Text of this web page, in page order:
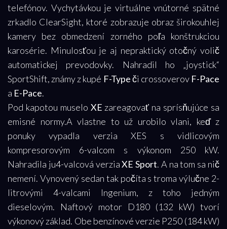
telefónov. Vychytávkou je virtuálne vnútorné spätné
zrkadlo ClearSight, ktoré zobrazuje obraz širokouhlej
kamery bez obmedzení zorného poľa konštrukciou
karosérie. Minulosťou je aj nepraktický otočný volič
automatickej prevodovky. Nahradil ho „joystick“
SportShift, známy z kupé F-Typeči crossoverov F-Pace
a E-Pace.
Pod kapotou muselo XE zareagovať na sprísňujúce sa
emisné normy.A vlastne to už urobilo vlani, keď z
ponuky vypadla verzia XES s vidlicovým
kompresorovým 6-valcom s výkonom 250 kW.
Nahradila ju4-valcová verziaXE Sport. A na tom sa nič
nemení. Vynovený sedan tak počíta s troma výlučne 2-
litrovými 4-valcami Ingenium, z toho jedným
dieselovým. Naftový motor D180 (132 kW) tvorí
výkonový základ. Obe benzínové verzie P250 (184 kW)